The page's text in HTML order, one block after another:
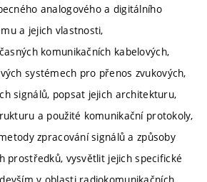
analogového a digitálního
a jejich vlastnosti,
komunikačních kabelových,
systémech pro přenos zvukových,
signálů, popsat jejich architekturu,
a použité komunikační protokoly,
zpracování signálů a způsoby
prostředků, vysvětlit jejich specifické